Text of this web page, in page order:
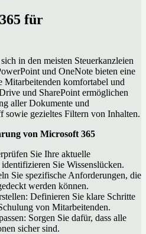
für
in den meisten Steuerkanzleien
und OneNote bieten eine
Mitarbeitenden komfortabel und
und SharePoint ermöglichen
aller Dokumente und
sowie gezieltes Filtern von Inhalten.
von Microsoft 365
Sie Ihre aktuelle
Sie Wissenslücken.
Sie spezifische Anforderungen, die
werden können.
Definieren Sie klare Schritte
von Mitarbeitenden.
Sorgen Sie dafür, dass alle
sicher sind.